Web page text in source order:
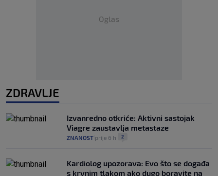
Oglas
ZDRAVLJE
Izvanredno otkriće: Aktivni sastojak
Viagre zaustavlja metastaze
ZNANOST prije 6 h 2
Kardiolog upozorava: Evo što se događa
s krvnim tlakom ako dugo boravite na